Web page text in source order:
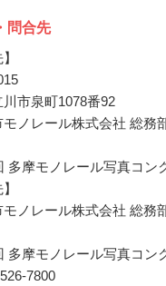
問合先
市泉町1078番92
モノレール株式会社 総務
多摩モノレール写真コン
モノレール株式会社 総務
多摩モノレール写真コン
7800